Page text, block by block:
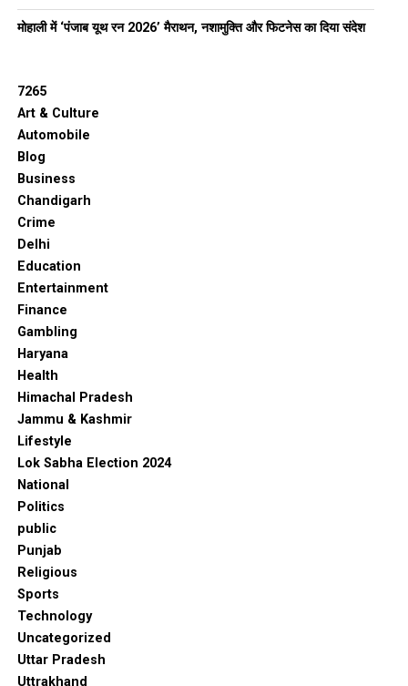
मोहाली में ‘पंजाब यूथ रन 2026’ मैराथन, नशामुक्ति और फिटनेस का दिया संदेश
7265
Art & Culture
Automobile
Blog
Business
Chandigarh
Crime
Delhi
Education
Entertainment
Finance
Gambling
Haryana
Health
Himachal Pradesh
Jammu & Kashmir
Lifestyle
Lok Sabha Election 2024
National
Politics
public
Punjab
Religious
Sports
Technology
Uncategorized
Uttar Pradesh
Uttrakhand